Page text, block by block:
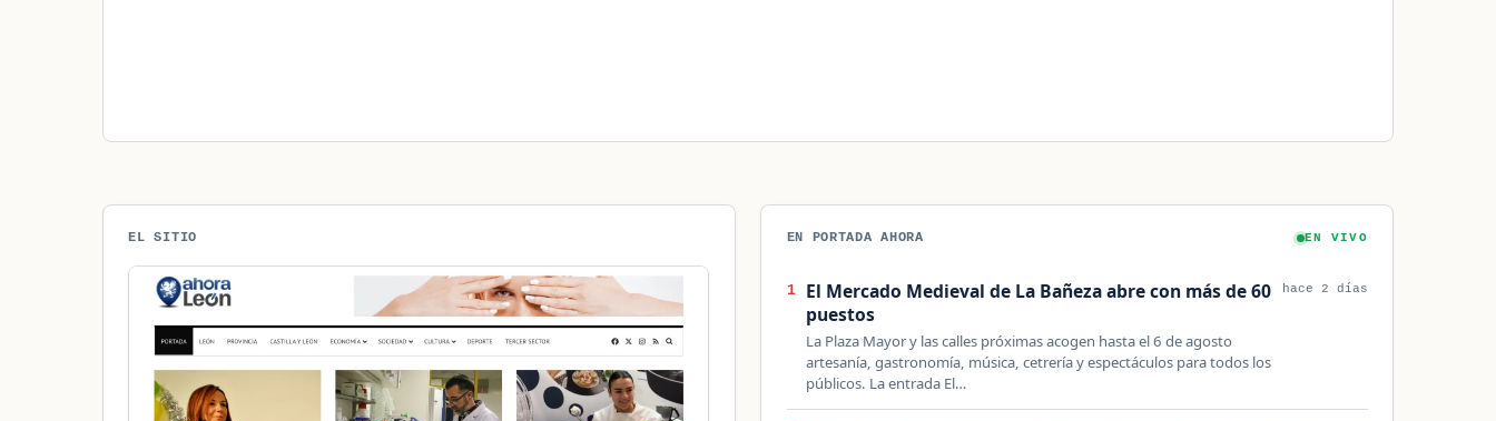
EL SITIO EN PORTADA AHORA EN VIVO
1
El Mercado Medieval de La Bañeza abre con más de 60
puestos
La Plaza Mayor y las calles próximas acogen hasta el 6 de agosto
artesanía, gastronomía, música, cetrería y espectáculos para todos los
públicos. La entrada El…
hace 2 días